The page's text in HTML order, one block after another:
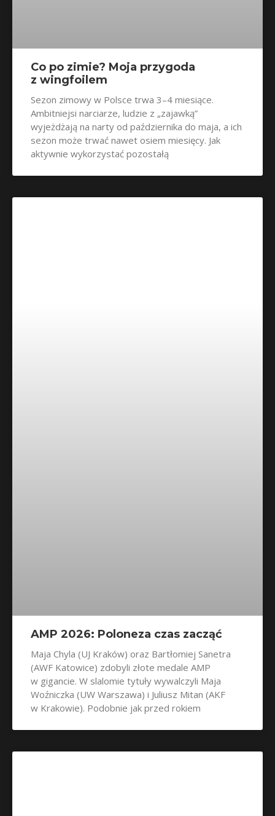
Co po zimie? Moja przygoda
z wingfoilem
Sezon zimowy w Polsce trwa 3–4 miesiące.
Ambitniejsi narciarze, ludzie z „zajawką”
wyjeżdżają na narty od października do maja, a ich
sezon może trwać nawet osiem miesięcy. Jak
aktywnie wykorzystać pozostałą
AMP 2026: Poloneza czas zacząć
Maja Chyla (UJ Kraków) oraz Bartłomiej Sanetra
(AWF Katowice) zdobyli złote medale AMP
w gigancie. W slalomie tytuły wywalczyli Maja
Woźniczka (UW Warszawa) i Juliusz Mitan (AKF
w Krakowie). Podobnie jak przed rokiem